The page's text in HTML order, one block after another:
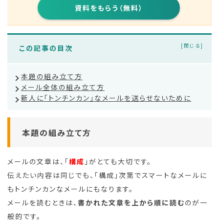
資料をもらう（無料）
この記事の目次
本題の組み立て方
メール全体の組み立て方
新人に「トンチンカン」なメールを送らせないために
本題の組み立て方
メールの文章は、「構成 」がとても大切です。
伝えたい内容は同じでも、「構成」次第でスマートなメールに
もトンチンカンなメールにもなります。
メールを読むときは、 書かれた文章を上から順に読むのが一
般的です。